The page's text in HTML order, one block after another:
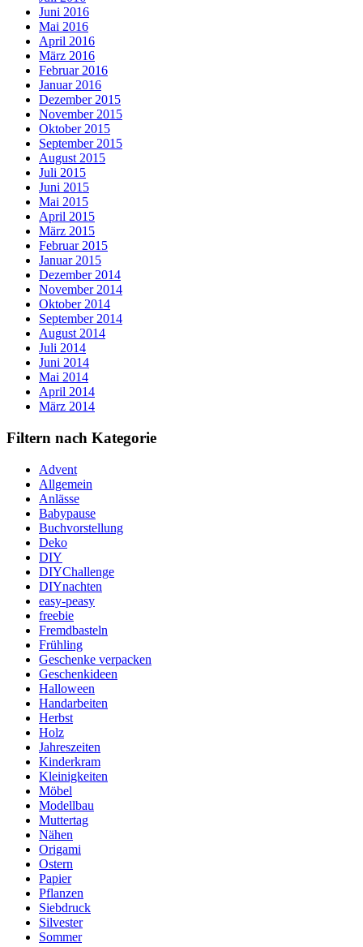
Juni 2016
Mai 2016
April 2016
März 2016
Februar 2016
Januar 2016
Dezember 2015
November 2015
Oktober 2015
September 2015
August 2015
Juli 2015
Juni 2015
Mai 2015
April 2015
März 2015
Februar 2015
Januar 2015
Dezember 2014
November 2014
Oktober 2014
September 2014
August 2014
Juli 2014
Juni 2014
Mai 2014
April 2014
März 2014
Filtern nach Kategorie
Advent
Allgemein
Anlässe
Babypause
Buchvorstellung
Deko
DIY
DIYChallenge
DIYnachten
easy-peasy
freebie
Fremdbasteln
Frühling
Geschenke verpacken
Geschenkideen
Halloween
Handarbeiten
Herbst
Holz
Jahreszeiten
Kinderkram
Kleinigkeiten
Möbel
Modellbau
Muttertag
Nähen
Origami
Ostern
Papier
Pflanzen
Siebdruck
Silvester
Sommer